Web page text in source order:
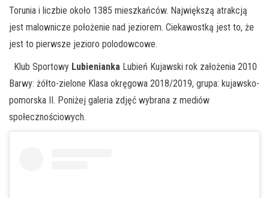
Torunia i liczbie około 1385 mieszkańców. Największą atrakcją
jest malownicze położenie nad jeziorem. Ciekawostką jest to, że
jest to pierwsze jezioro polodowcowe.
Klub Sportowy Lubienianka Lubień Kujawski rok założenia 2010
Barwy: żółto-zielone Klasa okręgowa 2018/2019, grupa: kujawsko-
pomorska II. Poniżej galeria zdjęć wybrana z mediów
społecznościowych.